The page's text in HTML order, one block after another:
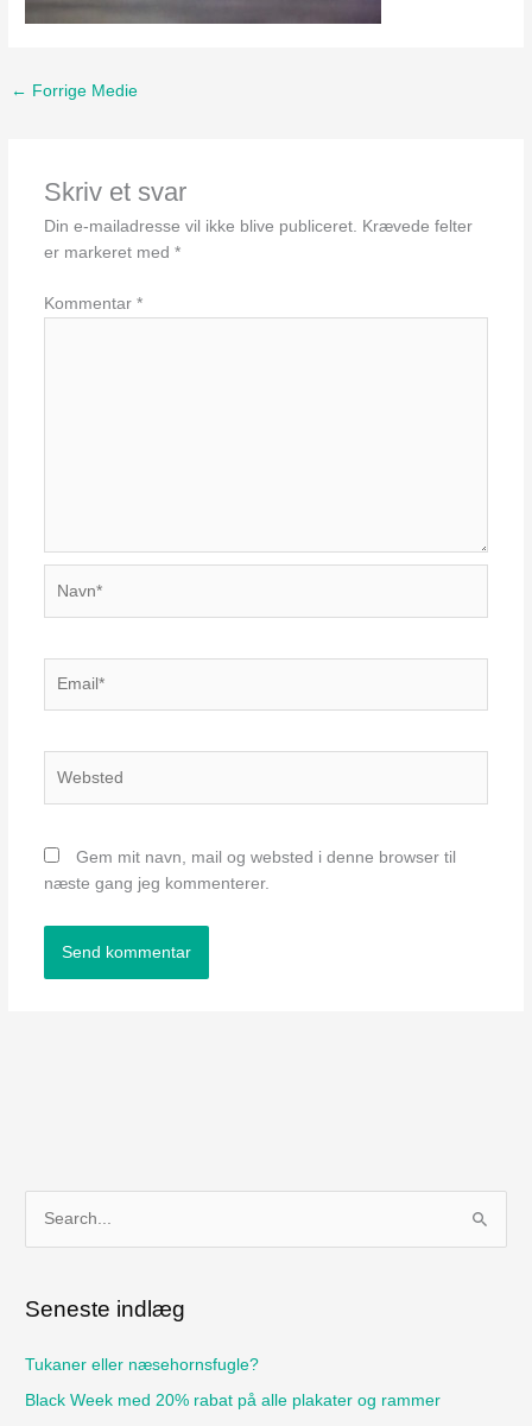
← Forrige Medie
Skriv et svar
Din e-mailadresse vil ikke blive publiceret. Krævede felter
er markeret med *
Kommentar *
Gem mit navn, mail og websted i denne browser til
næste gang jeg kommenterer.
e
Seneste indlæg
Tukaner eller næsehornsfugle?
Black Week med 20% rabat på alle plakater og rammer